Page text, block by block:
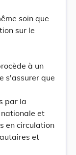
soin que
sur le
à un
s'assurer que
par la
et
en circulation
et